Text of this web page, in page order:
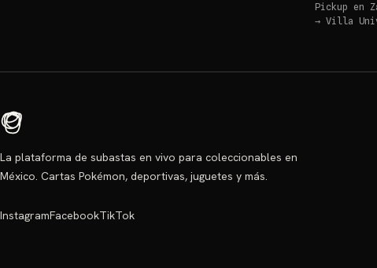
Pickup en
→ Villa
La plataforma de subastas en vivo para coleccionables en
México. Cartas Pokémon, deportivas, juguetes y más.
InstagramFacebookTikTok